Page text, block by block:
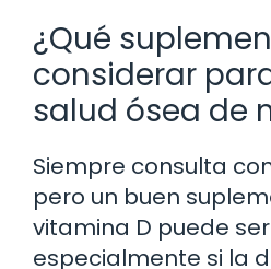
¿Qué
considerar
salud ósea de
Siempre consulta
pero un buen
vitamina D puede
especialmente si la